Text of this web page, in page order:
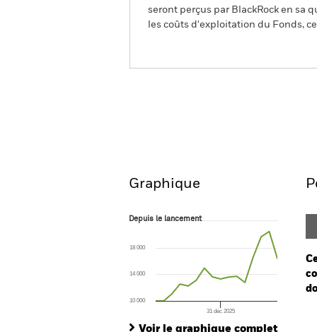
seront perçus par BlackRock en sa
les coûts d'exploitation du Fonds,
Graphique
Depuis le lancement
The chart has 1 X axis displaying Time.
The chart has 1 Y axis displaying values.
Depuis le lancement
31 déc 2025
10 000
14 000
18 000
Voir le graphique complet